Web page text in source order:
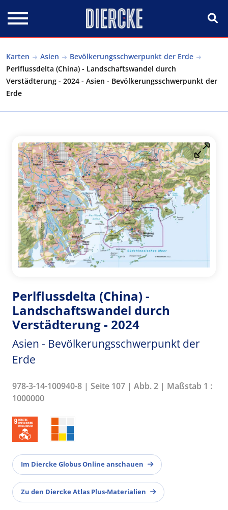
Karten Asien
Bevölkerungsschwerpunkt der Erde
Perlflussdelta (China) - Landschaftswandel durch
Verstädterung - 2024 - Asien - Bevölkerungsschwerpunkt der
Erde
Perlflussdelta (China) -
Landschaftswandel durch
Verstädterung - 2024
Asien - Bevölkerungsschwerpunkt der
Erde
978-3-14-100940-8 | Seite 107 | Abb. 2 | Maßstab 1 :
1000000
Im Diercke Globus Online anschauen
Zu den Diercke Atlas Plus-Materialien